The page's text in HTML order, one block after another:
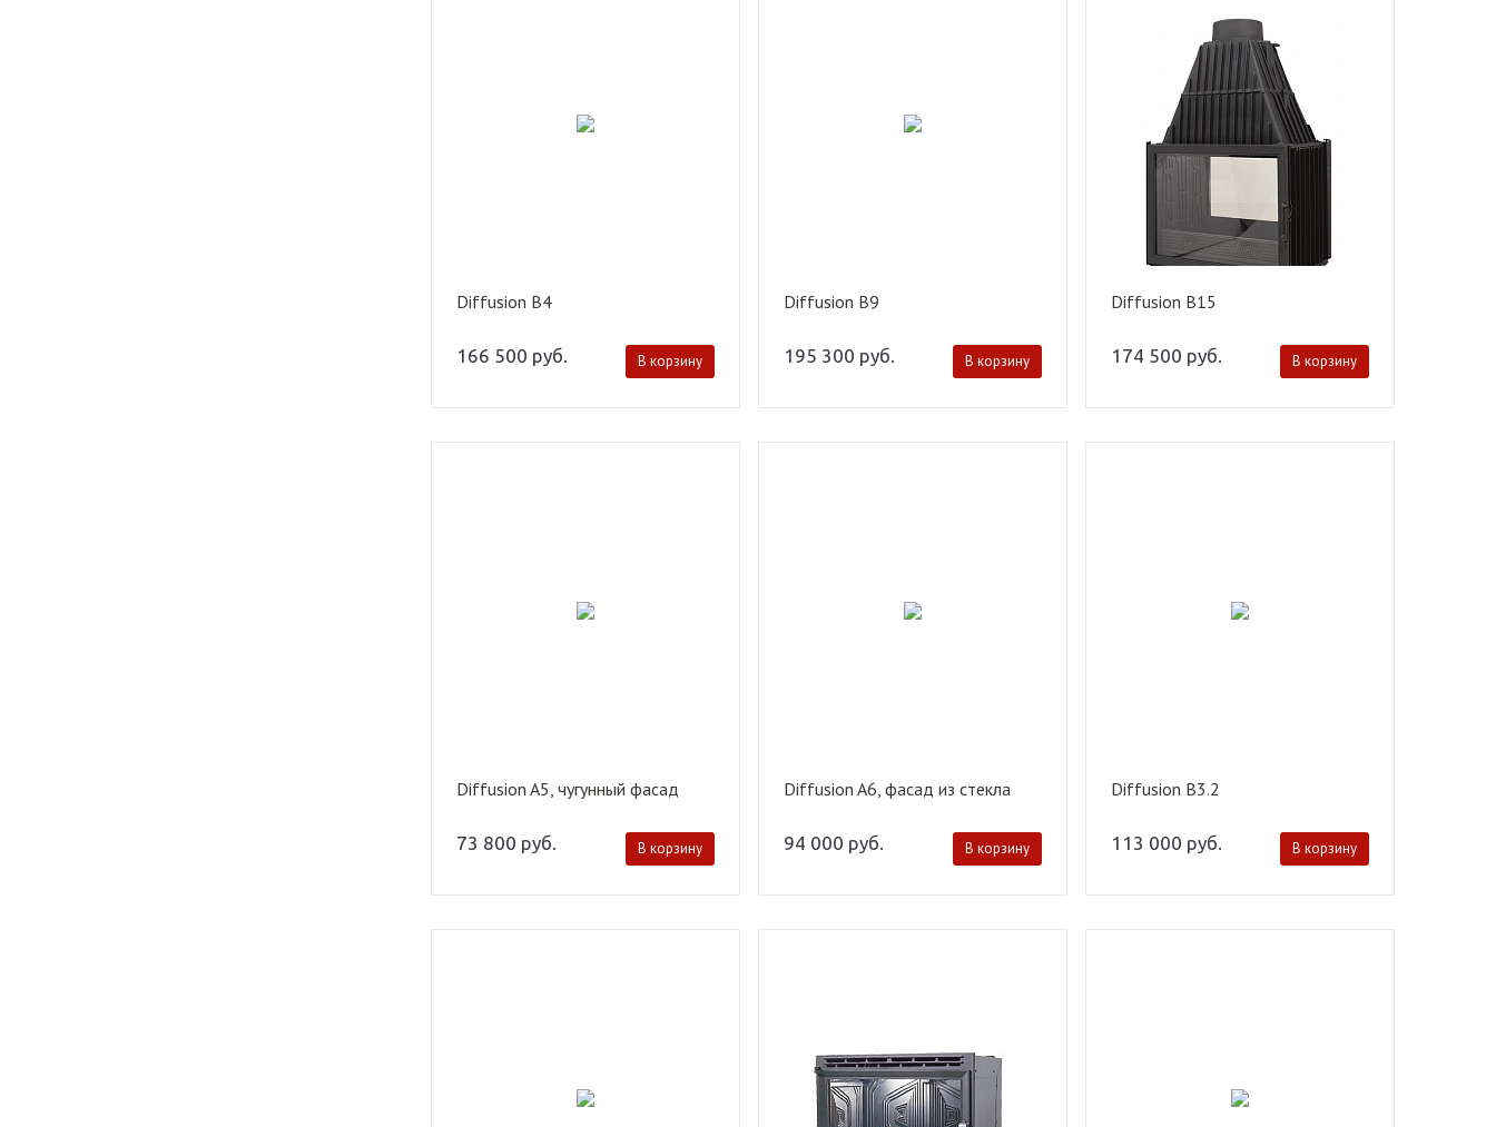
Diffusion B4
166 500 руб. В корзину
Diffusion B9
195 300 руб. В корзину
Diffusion B15
174 500 руб. В корзину
Diffusion A5, чугунный фасад
73 800 руб. В корзину
Diffusion A6, фасад из стекла
94 000 руб. В корзину
Diffusion B3.2
113 000 руб. В корзину